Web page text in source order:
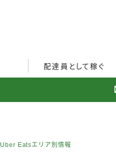
配達員として稼ぐ
Uber Eatsエリア別情報